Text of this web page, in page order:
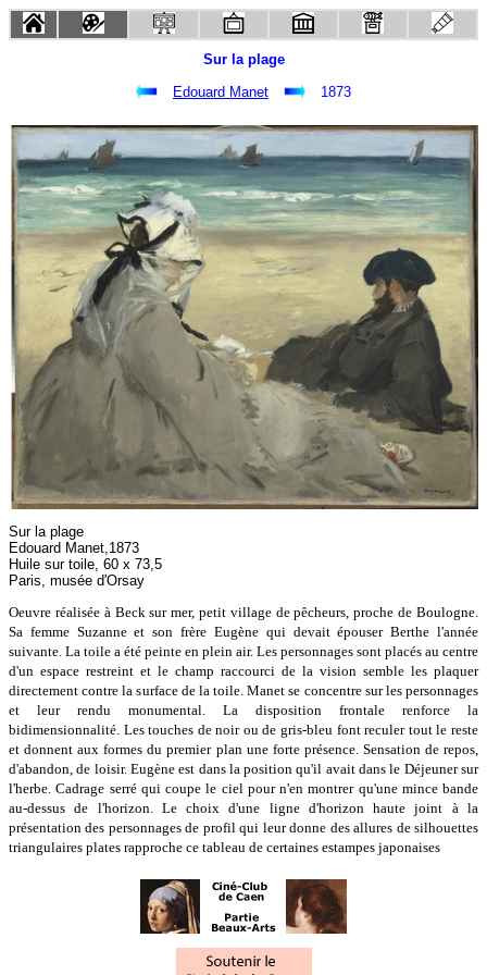
Sur la plage
Edouard Manet
1873
Sur la plage
Edouard Manet,1873
Huile sur toile, 60 x 73,5
Paris, musée d'Orsay
Oeuvre réalisée à Beck sur mer, petit village de pêcheurs, proche de Boulogne.
Sa femme Suzanne et son frère Eugène qui devait épouser Berthe l'année
suivante. La toile a été peinte en plein air. Les personnages sont placés au centre
d'un espace restreint et le champ raccourci de la vision semble les plaquer
directement contre la surface de la toile. Manet se concentre sur les personnages
et leur rendu monumental. La disposition frontale renforce la
bidimensionnalité. Les touches de noir ou de gris-bleu font reculer tout le reste
et donnent aux formes du premier plan une forte présence. Sensation de repos,
d'abandon, de loisir. Eugène est dans la position qu'il avait dans le Déjeuner sur
l'herbe. Cadrage serré qui coupe le ciel pour n'en montrer qu'une mince bande
au-dessus de l'horizon. Le choix d'une ligne d'horizon haute joint à la
présentation des personnages de profil qui leur donne des allures de silhouettes
triangulaires plates rapproche ce tableau de certaines estampes japonaises